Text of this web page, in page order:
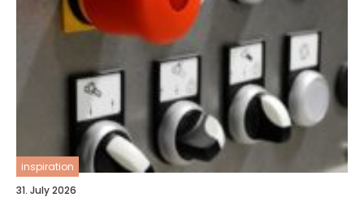
inspiration
31. July 2026